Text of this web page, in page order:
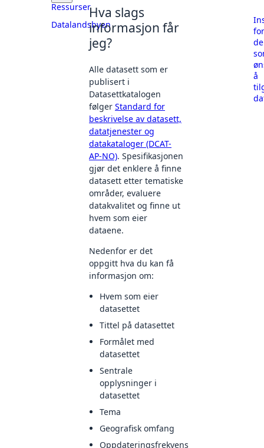
Ressurser
Datalandsbyen
Hva slags
informasjon får
jeg?
Alle datasett som er
publisert i
Datasettkatalogen
følger Standard for
beskrivelse av datasett,
datatjenester og
datakataloger (DCAT-
AP-NO). Spesifikasjonen
gjør det enklere å finne
datasett etter tematiske
områder, evaluere
datakvalitet og finne ut
hvem som eier
dataene.
Nedenfor er det
oppgitt hva du kan få
informasjon om:
Hvem som eier
datasettet
Tittel på datasettet
Formålet med
datasettet
Sentrale
opplysninger i
datasettet
Tema
Geografisk omfang
Oppdateringsfrekvens
for
de
å